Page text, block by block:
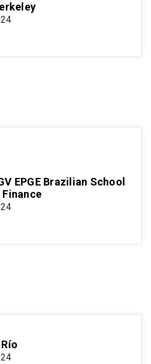
EPGE Brazilian School